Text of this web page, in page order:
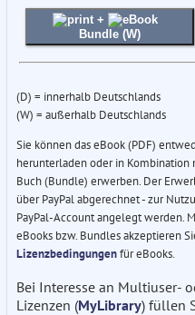
+
Bundle (W)
(D) = innerhalb Deutschlands
(W) = außerhalb Deutschlands
Sie können das eBook (PDF)
herunterladen oder in
Buch (Bundle) erwerben. Der
über PayPal abgerechnet - zur
PayPal-Account angelegt werden.
eBooks bzw. Bundles akzeptieren
Lizenzbedingungenfür eBooks.
Bei Interesse an Multiuser-
Lizenzen (MyLibrary) füllen